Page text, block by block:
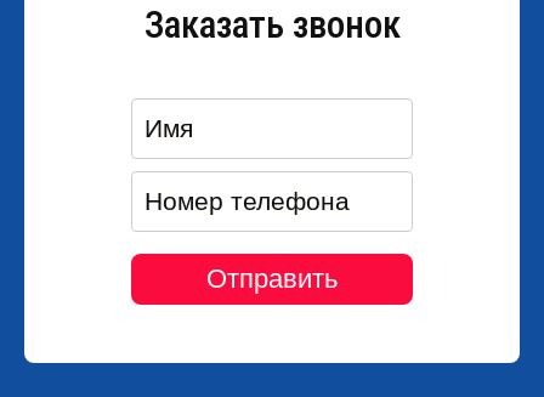
Заказать звонок